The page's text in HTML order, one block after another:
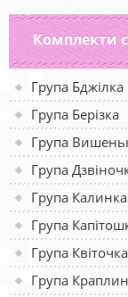
Комплекти
Група Бджілка
Група Берізка
Група
Група
Група Калинка
Група
Група Квіточка
Група